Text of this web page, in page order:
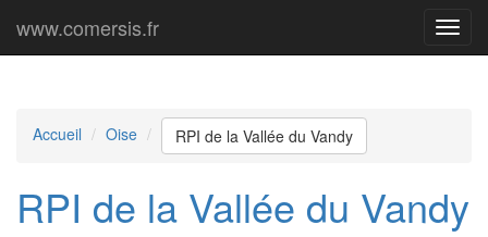
Menu
www.comersis.fr
Accueil Oise RPI de la Vallée du Vandy
RPI de la Vallée du Vandy